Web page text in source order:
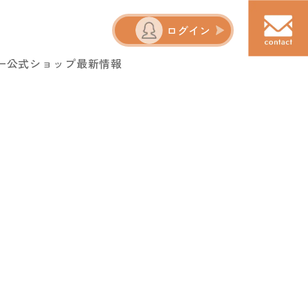
ログイン
公式ショップ最新情報